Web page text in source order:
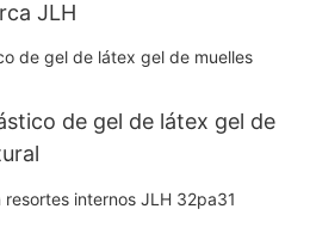
JLH
de gel de látex gel de